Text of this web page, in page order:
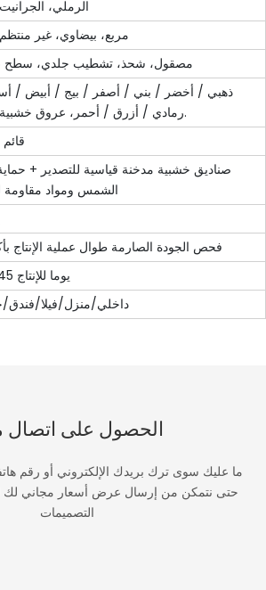
الرملي،
مربع، بيضاوي، غير
مصقول، شحذ، تشطيب جلدي، سطح
ذهبي / أخضر / بني / أصفر / بيج / أبيض /
رمادي / أزرق / أحمر، عروق خشبية، إلخ.
قائم
صناديق خشبية مدخنة قياسية للتصدير +
الشمس ومواد مقاومة
فحص الجودة الصارمة طوال عملية الإنتاج
25-45 يوما للإنتاج
داخلي/منزل/فيلا/
الحصول على اتصال
ما عليك سوى ترك بريدك الإلكتروني أو رقم
حتى نتمكن من إرسال عرض أسعار مجاني
التصميمات